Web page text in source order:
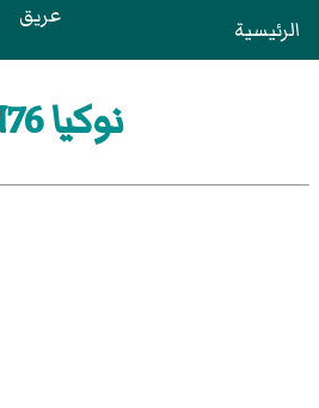
الرئيسية عريق
نوكيا N76